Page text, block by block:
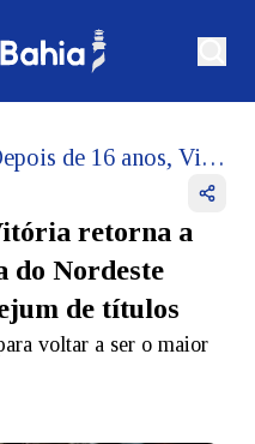
Depois de 16 anos, Vitória retorna a uma decisão de Copa do Nordeste buscando encerrar jejum de títulos
retorna a
do Nordeste
de títulos
voltar a ser o maior